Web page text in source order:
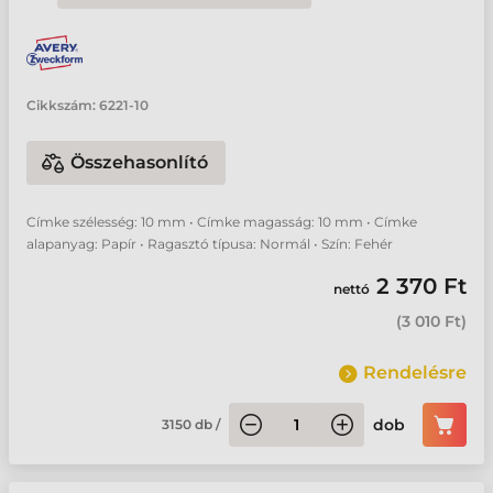
Cikkszám: 6221-10
Összehasonlító
Címke szélesség: 10 mm • Címke magasság: 10 mm • Címke
alapanyag: Papír • Ragasztó típusa: Normál • Szín: Fehér
nettó 2 370 Ft
(3 010 Ft)
Rendelésre
3150 db / dob